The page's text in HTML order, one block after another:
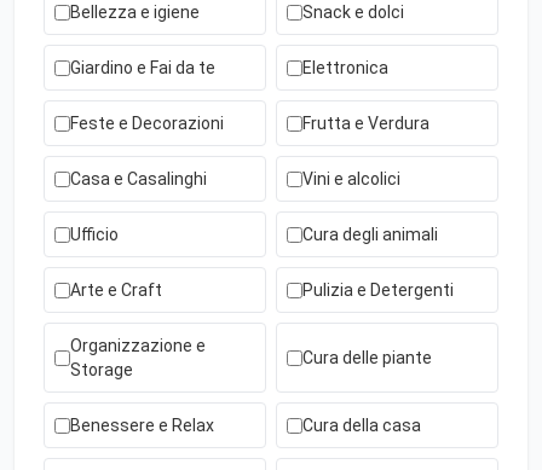
Bellezza e igiene Snack e dolci
Giardino e Fai da te Elettronica
Feste e Decorazioni Frutta e Verdura
Casa e Casalinghi Vini e alcolici
Ufficio Cura degli animali
Arte e Craft Pulizia e Detergenti
Organizzazione e
Storage
Cura delle piante
Benessere e Relax Cura della casa